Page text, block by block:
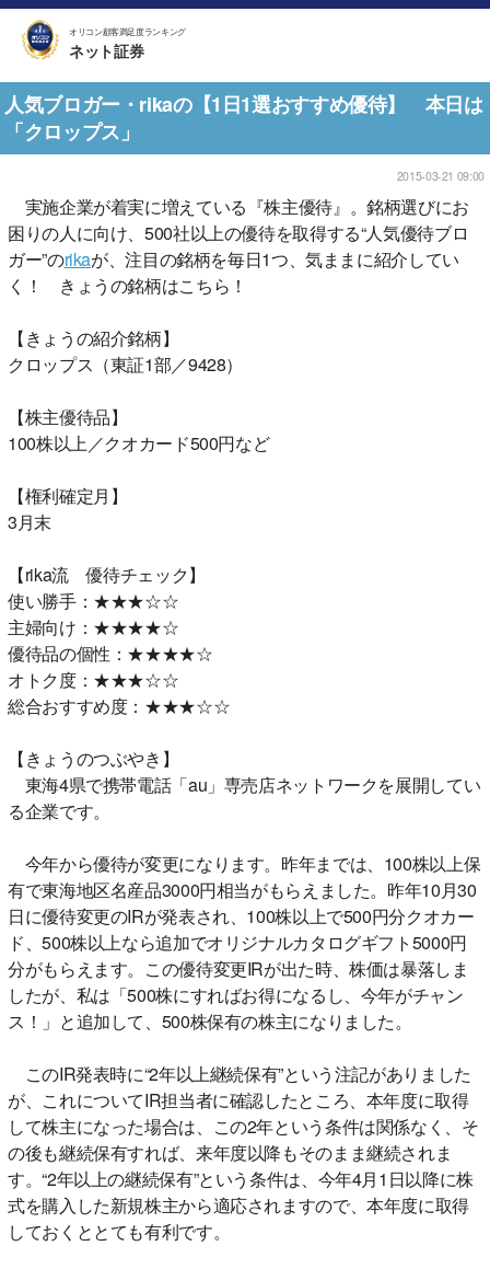
オリコン顧客満足度ランキング
ネット証券
人気ブロガー・rikaの【1日1選おすすめ優待】 本日は
「クロップス」
2015-03-21 09:00
実施企業が着実に増えている『株主優待』。銘柄選びにお
困りの人に向け、500社以上の優待を取得する“人気優待ブロ
ガー”のrikaが、注目の銘柄を毎日1つ、気ままに紹介してい
く！ きょうの銘柄はこちら！
【きょうの紹介銘柄】
クロップス（東証1部／9428）
【株主優待品】
100株以上／クオカード500円など
【権利確定月】
3月末
【rika流 優待チェック】
使い勝手：★★★☆☆
主婦向け：★★★★☆
優待品の個性：★★★★☆
オトク度：★★★☆☆
総合おすすめ度：★★★☆☆
【きょうのつぶやき】
東海4県で携帯電話「au」専売店ネットワークを展開してい
る企業です。
今年から優待が変更になります。昨年までは、100株以上保
有で東海地区名産品3000円相当がもらえました。昨年10月30
日に優待変更のIRが発表され、100株以上で500円分クオカー
ド、500株以上なら追加でオリジナルカタログギフト5000円
分がもらえます。この優待変更IRが出た時、株価は暴落しま
したが、私は「500株にすればお得になるし、今年がチャン
ス！」と追加して、500株保有の株主になりました。
このIR発表時に“2年以上継続保有”という注記がありました
が、これについてIR担当者に確認したところ、本年度に取得
して株主になった場合は、この2年という条件は関係なく、そ
の後も継続保有すれば、来年度以降もそのまま継続されま
す。“2年以上の継続保有”という条件は、今年4月1日以降に株
式を購入した新規株主から適応されますので、本年度に取得
しておくととても有利です。